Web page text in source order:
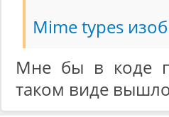
Mime types
Мне бы в коде
таком виде